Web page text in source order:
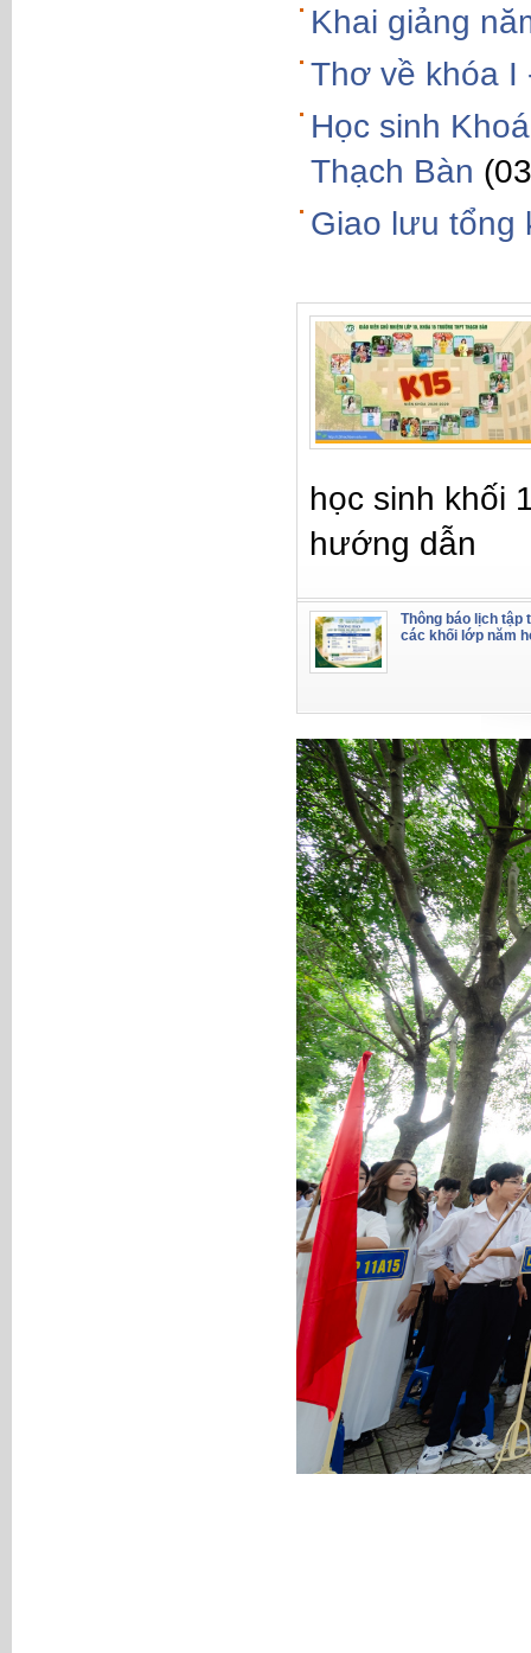
Khai giảng
Thơ về khóa I
Học sinh
Thạch Bàn
Giao lưu tổng
học sinh khối
hướng dẫn
Thông báo lịch tập
các khối lớp năm